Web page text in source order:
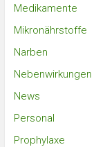
Medikamente
Mikronährstoffe
Narben
Nebenwirkungen
News
Personal
Prophylaxe